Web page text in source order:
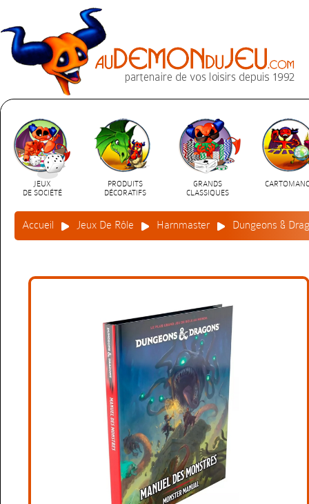
JEUX
DE SOCIÉTÉ
PRODUITS
DÉCORATIFS
GRANDS
CLASSIQUES
Accueil Jeux De Rôle Harnmaster Dungeons &